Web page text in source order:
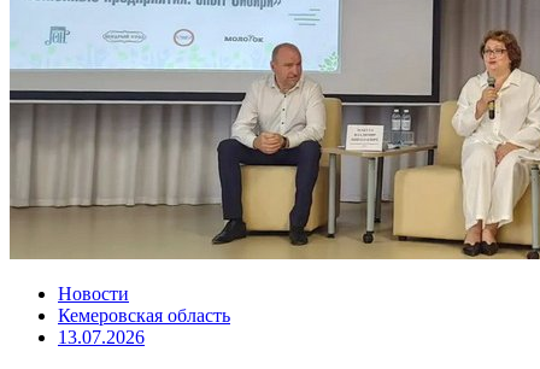
Новости
Кемеровская область
13.07.2026